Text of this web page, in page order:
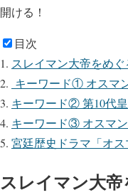
開ける！
目次
スレイマン大帝をめ
キーワード① オスマ
キーワード② 第10代
キーワード③ オスマ
宮廷歴史ドラマ「オス
スレイマン大